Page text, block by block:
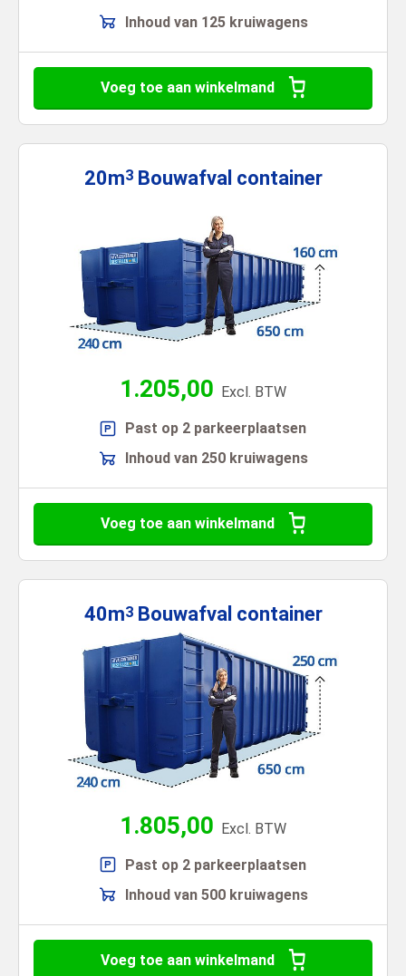
Inhoud van 125 kruiwagens
Voeg toe aan winkelmand
20m3 Bouwafval container
1.205,00 Excl. BTW
Past op 2 parkeerplaatsen
Inhoud van 250 kruiwagens
Voeg toe aan winkelmand
40m3 Bouwafval container
1.805,00 Excl. BTW
Past op 2 parkeerplaatsen
Inhoud van 500 kruiwagens
Voeg toe aan winkelmand